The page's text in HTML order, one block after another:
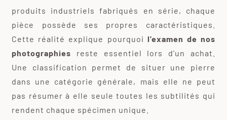
produits industriels fabriqués en série, chaque
pièce possède ses propres caractéristiques.
Cette réalité explique pourquoi l’examen de nos
photographies reste essentiel lors d’un achat.
Une classification permet de situer une pierre
dans une catégorie générale, mais elle ne peut
pas résumer à elle seule toutes les subtilités qui
rendent chaque spécimen unique.